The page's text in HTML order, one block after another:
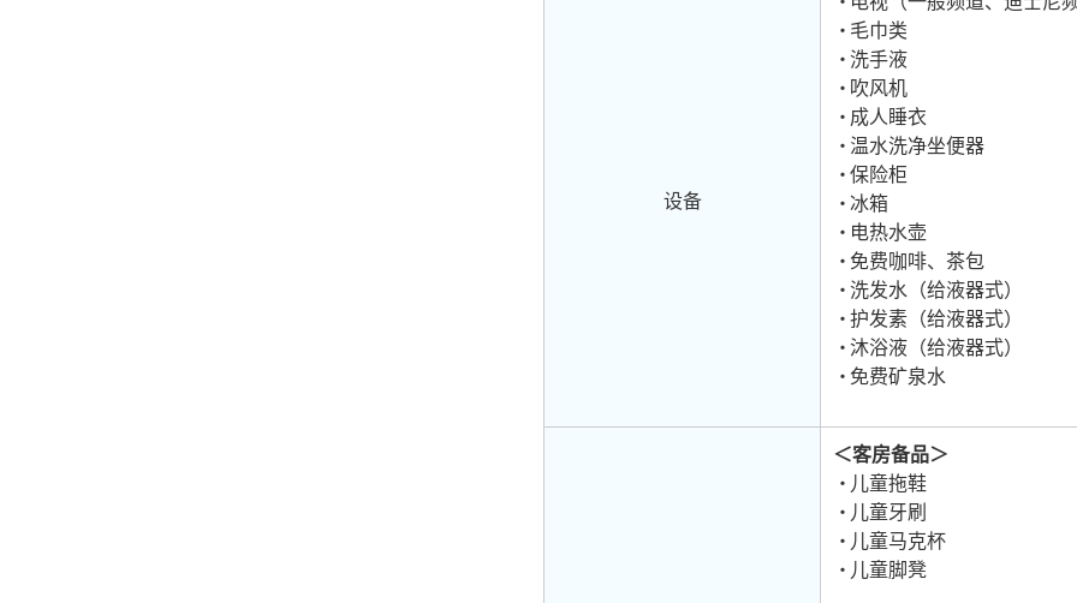
设备
毛巾类
洗手液
吹风机
成人睡衣
温水洗净坐便器
保险柜
冰箱
电热水壶
免费咖啡、茶包
洗发水（给液器式）
护发素（给液器式）
沐浴液（给液器式）
免费矿泉水
＜客房备品＞
儿童拖鞋
儿童牙刷
儿童马克杯
儿童脚凳